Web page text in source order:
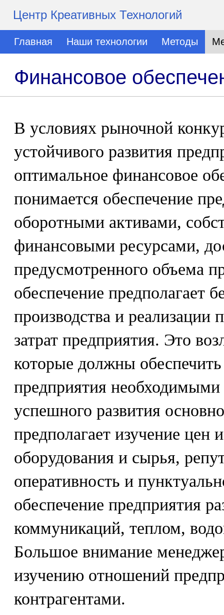
Центр Креативных Технологий
Главная Наши технологии Методы
Финансовое
В условиях рыночной
устойчивого развития
оптимальное финансовое
понимается обеспечение
оборотными активами,
финансовыми ресурсами,
предусмотренного объема
обеспечение предполагает
производства и
затрат предприятия. Это
которые должны
предприятия
успешного развития
предполагает изучение цен
оборудования и сырья,
оперативность и
обеспечение предприятия
коммуникаций, теплом,
Большое внимание
изучению отношений
контрагентами.